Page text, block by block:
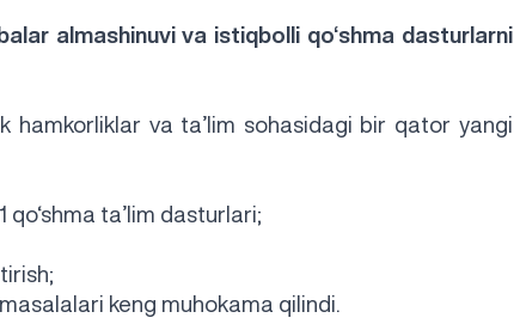
almashinuvi va istiqbolli qo‘shma dasturlarni
hamkorliklar va ta’lim sohasidagi bir qator yangi
qo‘shma ta’lim dasturlari;
keng muhokama qilindi.